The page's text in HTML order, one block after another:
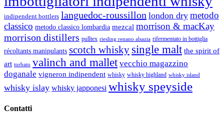
indipendent bottlers languedoc-roussillon london dry metodo
classico metodo classico lombardia mezcal morrison & macKay
morrison distillers pulltex riesling renano alsazia rifermentato in bottiglia
récoltants manipulants scotch whisky single malt the spirit of
art torbato valinch and mallet vecchio magazzino
doganale vigneron indipendent whisky whisky highland whisky island
whisky islay whisky japponesi whisky speyside
Contatti